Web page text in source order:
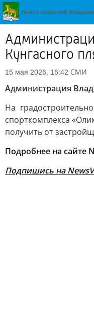
Кунгасного
15 мая 2026, 16:42 СМИ
Администрация
На
спорткомплекса
получить от
Подробнее на сайте
Подпишись на